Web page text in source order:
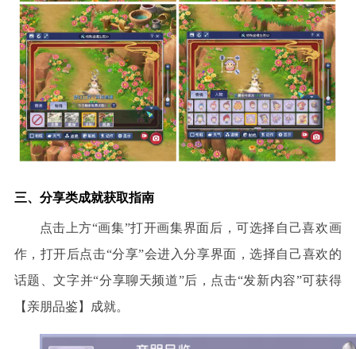
三、分享类成就获取指南
点击上方“画集”打开画集界面后，可选择自己喜欢画
作，打开后点击“分享”会进入分享界面，选择自己喜欢的
话题、文字并“分享聊天频道”后，点击“发新内容”可获得
【亲朋品鉴】成就。